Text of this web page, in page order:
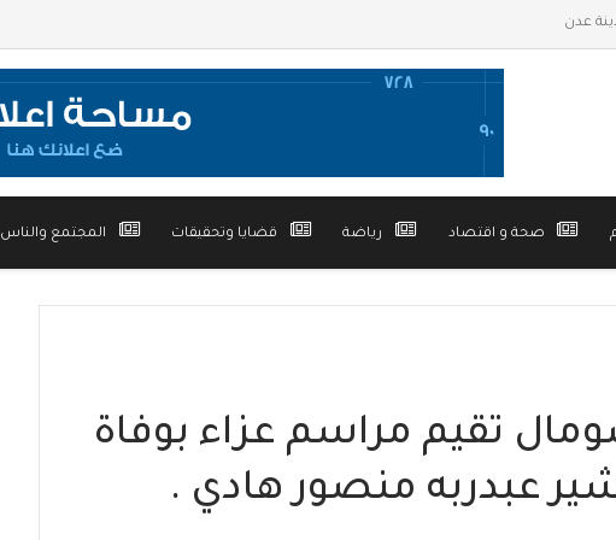
صحة و اقتصاد رياضة قضايا وتحقيقات المجتمع والناس
تقيم مراسم عزاء بوفاة
عبدربه منصور هادي .